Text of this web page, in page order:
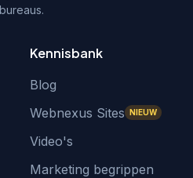
Kennisbank
Blog
Webnexus Sites NIEUW
Video's
Marketing begrippen